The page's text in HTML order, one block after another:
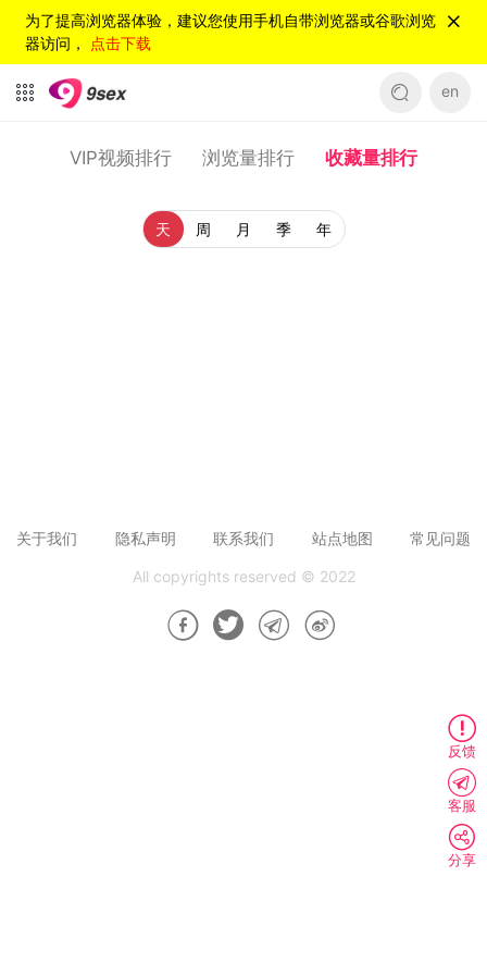
为了提高浏览器体验，建议您使用手机自带浏览器或谷歌浏览
器访问， 点击下载
en
VIP视频排行 浏览量排行 收藏量排行
天 周 月 季 年
反馈
客服
分享
关于我们 隐私声明 联系我们 站点地图 常见问题
All copyrights reserved © 2022